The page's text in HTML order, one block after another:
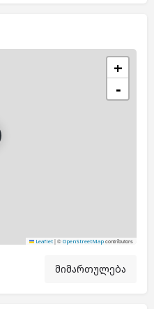
+
−
Leaflet |© OpenStreetMap contributors
მიმართულება